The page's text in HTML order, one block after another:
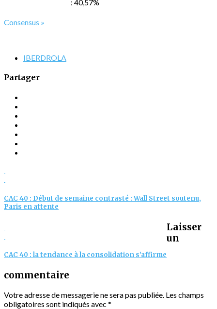
: 40,57%
Consensus »
IBERDROLA
Partager
CAC 40 : Début de semaine contrasté : Wall Street soutenu,
Paris en attente
CAC 40 : la tendance à la consolidation s’affirme
Laisser
un
commentaire
Votre adresse de messagerie ne sera pas publiée. Les champs
obligatoires sont indiqués avec *